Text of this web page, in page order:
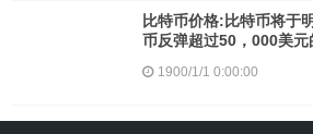
比特币价格:比特币将于
币反弹超过50，000美元
1900/1/1 0:00:00